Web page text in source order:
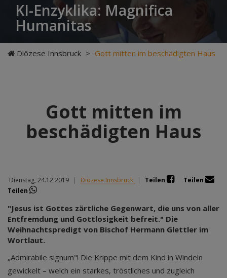
KI-Enzyklika: Magnifica
Humanitas
Diözese Innsbruck > Gott mitten im beschädigten Haus
Gott mitten im
beschädigten Haus
Dienstag, 24.12.2019 | Diözese Innsbruck | Teilen
Teilen
Teilen
"Jesus ist Gottes zärtliche Gegenwart, die uns von aller
Entfremdung und Gottlosigkeit befreit." Die
Weihnachtspredigt von Bischof Hermann Glettler im
Wortlaut.
„Admirabile signum"! Die Krippe mit dem Kind in Windeln
gewickelt – welch ein starkes, tröstliches und zugleich